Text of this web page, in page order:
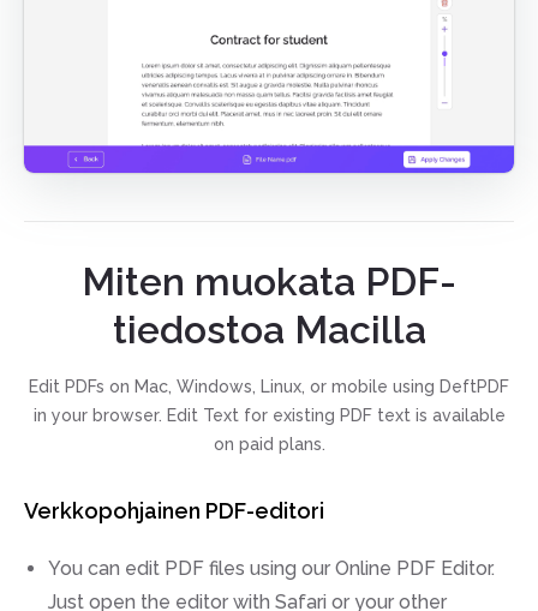
Miten muokata PDF-
tiedostoa Macilla
Edit PDFs on Mac, Windows, Linux, or mobile using DeftPDF
in your browser. Edit Text for existing PDF text is available
on paid plans.
Verkkopohjainen PDF-editori
You can edit PDF files using our Online PDF Editor.
Just open the editor with Safari or your other